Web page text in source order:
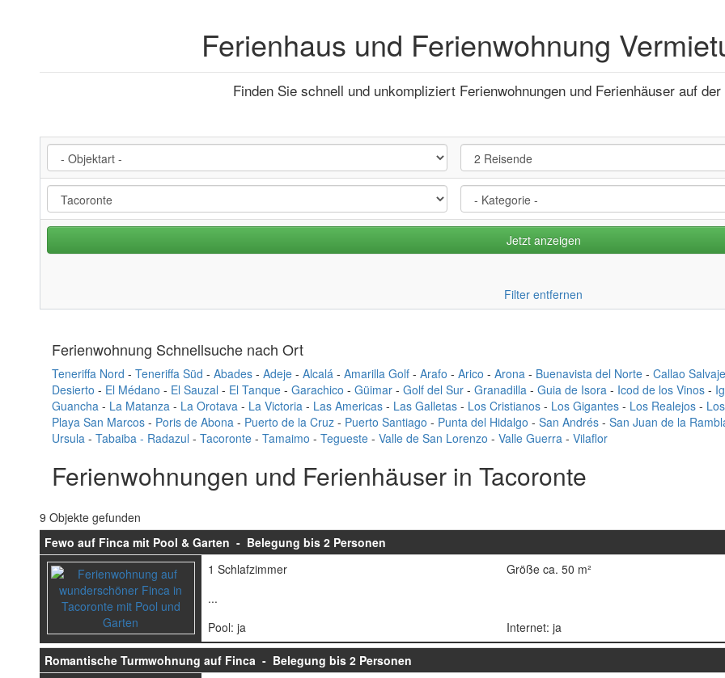
Ferienhaus und Ferienwohnung
Finden Sie schnell und unkompliziert Ferienwohnungen und Ferienhäuser auf
Filter entfernen
Ferienwohnung Schnellsuche nach Ort
Teneriffa Nord - Teneriffa Süd - Abades- Adeje- Alcalá- Amarilla Golf- Arafo - Arico - Arona- Buenavista del Norte- Callao Salvaje
Desierto - El Médano - El Sauzal - El Tanque- Garachico - Güimar- Golf del Sur- Granadilla- Guia de Isora- Icod de los Vinos-
Guancha- La Matanza- La Orotava- La Victoria- Las Americas- Las Galletas- Los Cristianos- Los Gigantes- Los Realejos-
Playa San Marcos- Poris de Abona- Puerto de la Cruz- Puerto Santiago - Punta del Hidalgo - San Andrés- San Juan de la
Ursula- Tabaiba - Radazul - Tacoronte- Tamaimo - Tegueste- Valle de San Lorenzo - Valle Guerra- Vilaflor
Ferienwohnungen und Ferienhäuser in Tacoronte
9 Objekte gefunden
Fewo auf Finca mit Pool & Garten - Belegung bis 2 Personen
1 Schlafzimmer
Größe ca. 50 m²
...
Pool: ja
Internet: ja
Romantische Turmwohnung auf Finca - Belegung bis 2 Personen